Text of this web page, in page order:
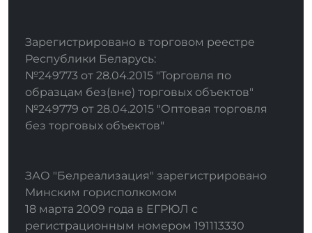
Зарегистрировано в торговом реестре
Республики Беларусь:
№249773 от 28.04.2015 "Торговля по
образцам без(вне) торговых объектов"
№249779 от 28.04.2015 "Оптовая торговля
без торговых объектов"
ЗАО "Белреализация" зарегистрировано
Минским горисполкомом
18 марта 2009 года в ЕГРЮЛ с
регистрационным номером 191113330